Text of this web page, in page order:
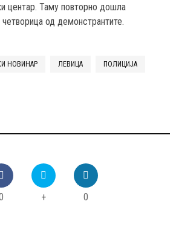
центар. Таму повторно дошла
четворица од демонстрантите.
НОВИНАР ЛЕВИЦА ПОЛИЦИЈА
+ 0